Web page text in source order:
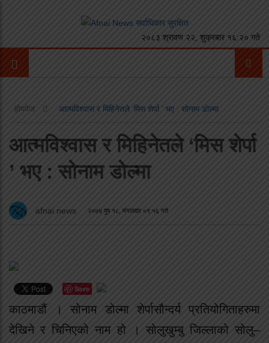
२०८३ श्रावण २२, शुक्रबार १६:२० गते
होमपेज आत्मविश्वास र मिहिनेतले ‘मिस शेर्पा ’ भए : सोनाम डोल्मा
आत्मविश्वास र मिहिनेतले ‘मिस शेर्पा
’ भए : सोनाम डोल्मा
afnai news २०७४ पुष १८, मंगलवार ०९:५६ गते
Save
काठमाडौं । सोनाम डोल्मा शेर्पासौन्दर्य प्रतियोगिताहरुमा
देखिने र चिनिएको नाम हो । सोलुखुम्बु जिल्लाको सोलु–